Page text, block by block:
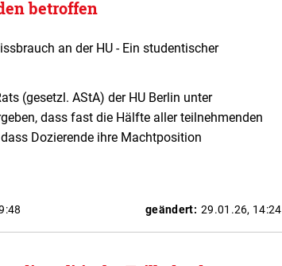
betroffen
an der HU - Ein studentischer
(gesetzl. AStA) der HU Berlin unter
dass fast die Hälfte aller teilnehmenden
Dozierende ihre Machtposition
geändert: 29.01.26, 14:24